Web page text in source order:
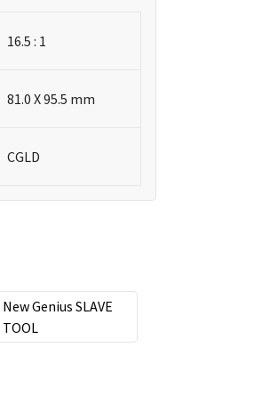
16.5 : 1
81.0 X 95.5 mm
CGLD
New Genius SLAVE
TOOL